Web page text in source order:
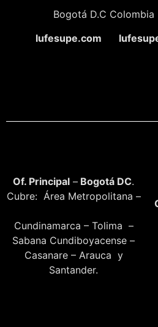
Bogotá D.C Colombia
lufesupe.com
Of. Principal – Bogotá DC.
Cubre: Área Metropolitana –
Cundinamarca – Tolima –
Sabana Cundiboyacense –
Casanare – Arauca y
Santander.